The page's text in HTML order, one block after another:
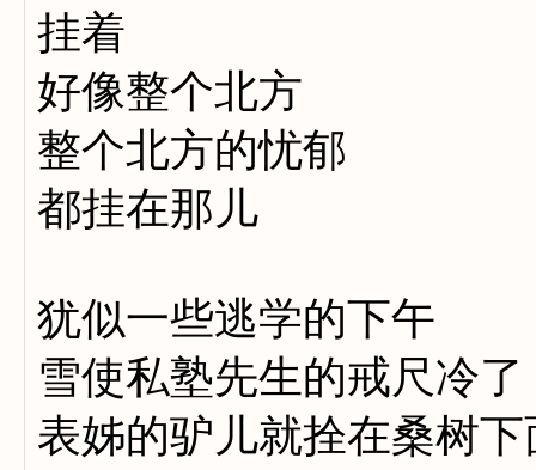
挂着
好像整个北方
整个北方的忧郁
都挂在那儿
犹似一些逃学的下午
雪使私塾先生的戒尺冷了
表姊的驴儿就拴在桑树下